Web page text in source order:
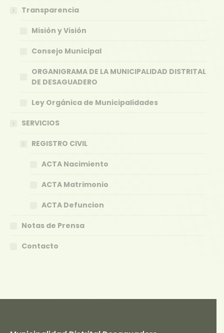
Transparencia
Misión y Visión
Consejo Municipal
ORGANIGRAMA DE LA MUNICIPALIDAD DISTRITAL
DE DESAGUADERO
Ley Orgánica de Municipalidades
SERVICIOS
REGISTRO CIVIL
ACTA Nacimiento
ACTA Matrimonio
ACTA Defuncion
Notas de Prensa
Contacto